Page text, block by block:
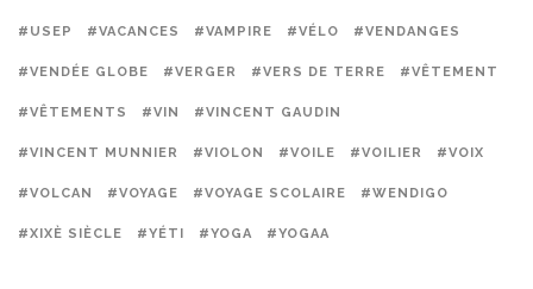
#USEP #VACANCES #VAMPIRE #VÉLO #VENDANGES
#VENDÉE GLOBE #VERGER #VERS DE TERRE #VÊTEMENT
#VÊTEMENTS #VIN #VINCENT GAUDIN
#VINCENT MUNNIER #VIOLON #VOILE #VOILIER #VOIX
#VOLCAN #VOYAGE #VOYAGE SCOLAIRE #WENDIGO
#XIXÈ SIÈCLE #YÉTI #YOGA #YOGAA